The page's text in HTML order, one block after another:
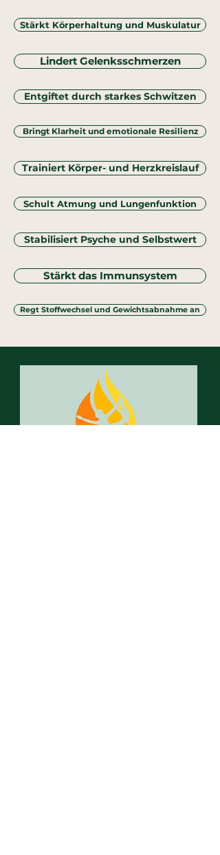
Stärkt Körperhaltung und Muskulatur
Lindert Gelenksschmerzen
Entgiftet durch starkes Schwitzen
Bringt Klarheit und emotionale Resilienz
Trainiert Körper- und Herzkreislauf
Schult Atmung und Lungenfunktion
Stabilisiert Psyche und Selbstwert
Stärkt das Immunsystem
Regt Stoffwechsel und Gewichtsabnahme an